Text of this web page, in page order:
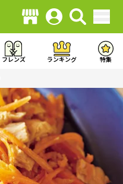
フレンズ ランキング 特集